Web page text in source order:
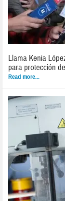
Llama Kenia
para protección
Read more...